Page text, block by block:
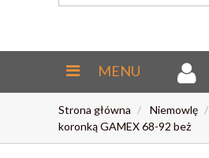
MENU
Strona główna Niemowlę
koronką GAMEX 68-92 beż